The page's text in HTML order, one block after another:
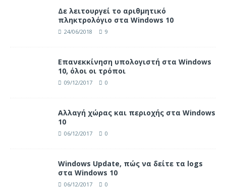
Δε λειτουργεί το αριθμητικό
πληκτρολόγιο στα Windows 10
24/06/2018 9
Επανεκκίνηση υπολογιστή στα Windows
10, όλοι οι τρόποι
09/12/2017 0
Αλλαγή χώρας και περιοχής στα Windows
10
06/12/2017 0
Windows Update, πώς να δείτε τα logs
στα Windows 10
06/12/2017 0